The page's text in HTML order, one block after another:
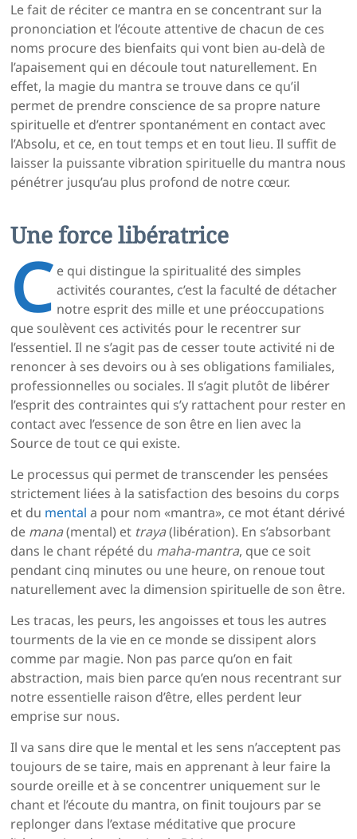
Le fait de réciter ce mantra en se concentrant sur la
prononciation et l’écoute attentive de chacun de ces
noms procure des bienfaits qui vont bien au-delà de
l’apaisement qui en découle tout naturellement. En
effet, la magie du mantra se trouve dans ce qu’il
permet de prendre conscience de sa propre nature
spirituelle et d’entrer spontanément en contact avec
l’Absolu, et ce, en tout temps et en tout lieu. Il suffit de
laisser la puissante vibration spirituelle du mantra nous
pénétrer jusqu’au plus profond de notre cœur.
Une force libératrice
C e qui distingue la spiritualité des simples
activités courantes, c’est la faculté de détacher
notre esprit des mille et une préoccupations
que soulèvent ces activités pour le recentrer sur
l’essentiel. Il ne s’agit pas de cesser toute activité ni de
renoncer à ses devoirs ou à ses obligations familiales,
professionnelles ou sociales. Il s’agit plutôt de libérer
l’esprit des contraintes qui s’y rattachent pour rester en
contact avec l’essence de son être en lien avec la
Source de tout ce qui existe.
Le processus qui permet de transcender les pensées
strictement liées à la satisfaction des besoins du corps
et du mental a pour nom «mantra», ce mot étant dérivé
de mana(mental) et traya(libération). En s’absorbant
dans le chant répété du maha-mantra, que ce soit
pendant cinq minutes ou une heure, on renoue tout
naturellement avec la dimension spirituelle de son être.
Les tracas, les peurs, les angoisses et tous les autres
tourments de la vie en ce monde se dissipent alors
comme par magie. Non pas parce qu’on en fait
abstraction, mais bien parce qu’en nous recentrant sur
notre essentielle raison d’être, elles perdent leur
emprise sur nous.
Il va sans dire que le mental et les sens n’acceptent pas
toujours de se taire, mais en apprenant à leur faire la
sourde oreille et à se concentrer uniquement sur le
chant et l’écoute du mantra, on finit toujours par se
replonger dans l’extase méditative que procure